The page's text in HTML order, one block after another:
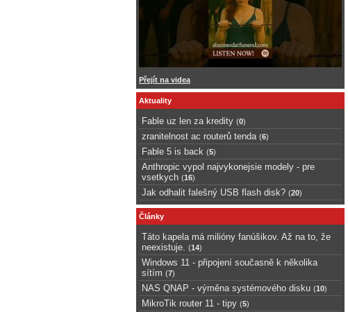
Přejít na videa
Aktuality
Fable uz len za kredity (0)
zranitelnost ac routerů tenda (6)
Fable 5 is back (5)
Anthropic vypol najvykonejsie modely - pre
vsetkych (16)
Jak odhalit falešný USB flash disk? (20)
Články
Táto kapela má milióny fanúšikov. Až na to, že
neexistuje.
(14)
Windows 11 - připojení současně k několika
sítím (7)
NAS QNAP - výměna systémového disku (10)
MikroTik router 11 - tipy (5)